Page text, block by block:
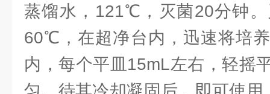
蒸馏水，121℃，灭菌20分钟
60℃，在超净台内，迅速将培
内，每个平皿15mL左右，轻摇